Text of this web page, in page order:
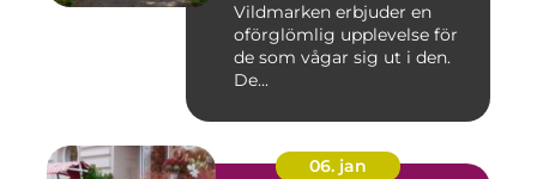
Vildmarken erbjuder en
oförglömlig upplevelse för
de som vågar sig ut i den.
De...
06. jan